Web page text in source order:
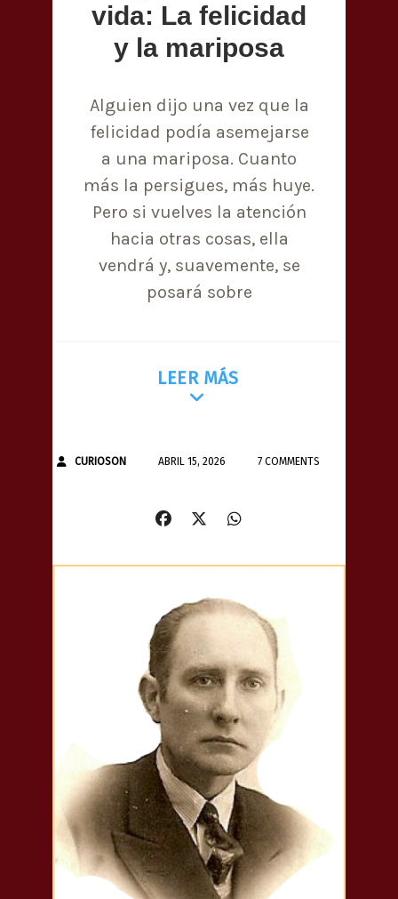
vida: La felicidad
y la mariposa
Alguien dijo una vez que la
felicidad podía asemejarse
a una mariposa. Cuanto
más la persigues, más huye.
Pero si vuelves la atención
hacia otras cosas, ella
vendrá y, suavemente, se
posará sobre
LEER MÁS
CURIOSON ABRIL 15, 2026 7 COMMENTS